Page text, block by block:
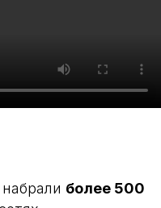
более 500